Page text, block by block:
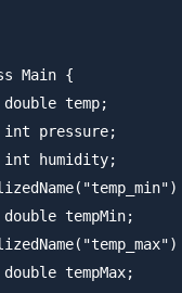
Main {
temp;
pressure;
humidity;
tempMin;
tempMax;